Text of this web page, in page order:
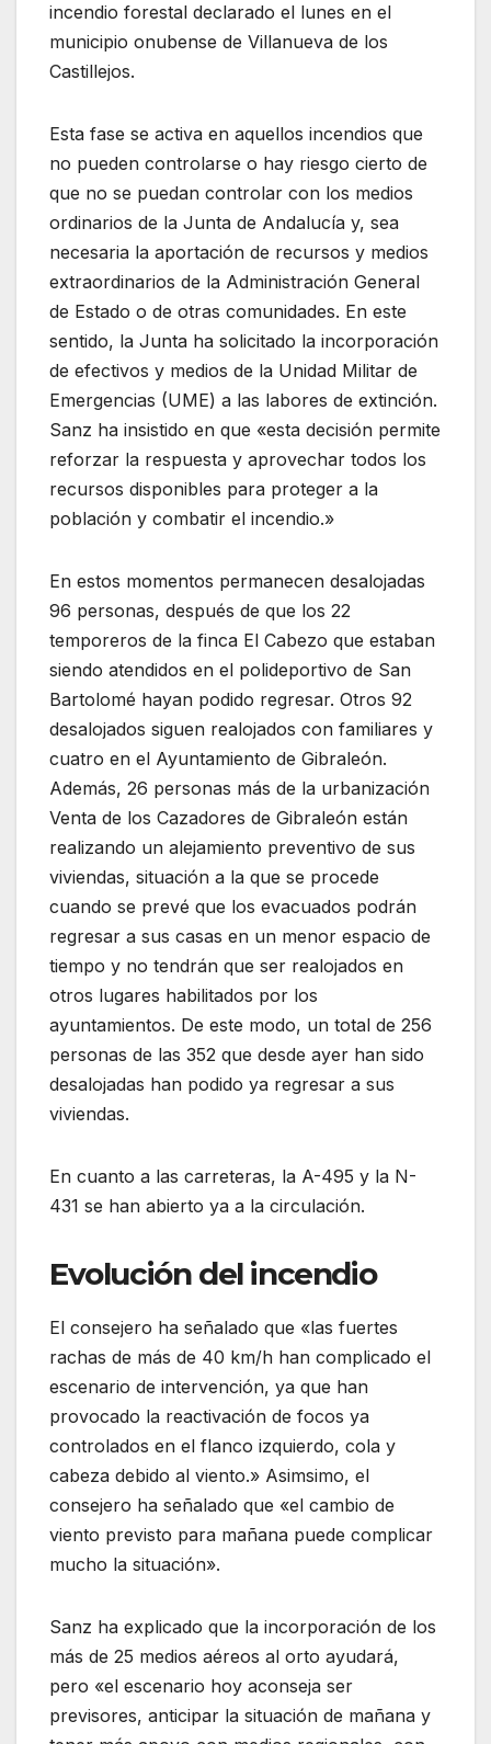
incendio forestal declarado el lunes en el
municipio onubense de Villanueva de los
Castillejos.
Esta fase se activa en aquellos incendios que
no pueden controlarse o hay riesgo cierto de
que no se puedan controlar con los medios
ordinarios de la Junta de Andalucía y, sea
necesaria la aportación de recursos y medios
extraordinarios de la Administración General
de Estado o de otras comunidades. En este
sentido, la Junta ha solicitado la incorporación
de efectivos y medios de la Unidad Militar de
Emergencias (UME) a las labores de extinción.
Sanz ha insistido en que «esta decisión permite
reforzar la respuesta y aprovechar todos los
recursos disponibles para proteger a la
población y combatir el incendio.»
En estos momentos permanecen desalojadas
96 personas, después de que los 22
temporeros de la finca El Cabezo que estaban
siendo atendidos en el polideportivo de San
Bartolomé hayan podido regresar. Otros 92
desalojados siguen realojados con familiares y
cuatro en el Ayuntamiento de Gibraleón.
Además, 26 personas más de la urbanización
Venta de los Cazadores de Gibraleón están
realizando un alejamiento preventivo de sus
viviendas, situación a la que se procede
cuando se prevé que los evacuados podrán
regresar a sus casas en un menor espacio de
tiempo y no tendrán que ser realojados en
otros lugares habilitados por los
ayuntamientos. De este modo, un total de 256
personas de las 352 que desde ayer han sido
desalojadas han podido ya regresar a sus
viviendas.
En cuanto a las carreteras, la A-495 y la N-
431 se han abierto ya a la circulación.
Evolución del incendio
El consejero ha señalado que «las fuertes
rachas de más de 40 km/h han complicado el
escenario de intervención, ya que han
provocado la reactivación de focos ya
controlados en el flanco izquierdo, cola y
cabeza debido al viento.» Asimsimo, el
consejero ha señalado que «el cambio de
viento previsto para mañana puede complicar
mucho la situación».
Sanz ha explicado que la incorporación de los
más de 25 medios aéreos al orto ayudará,
pero «el escenario hoy aconseja ser
previsores, anticipar la situación de mañana y